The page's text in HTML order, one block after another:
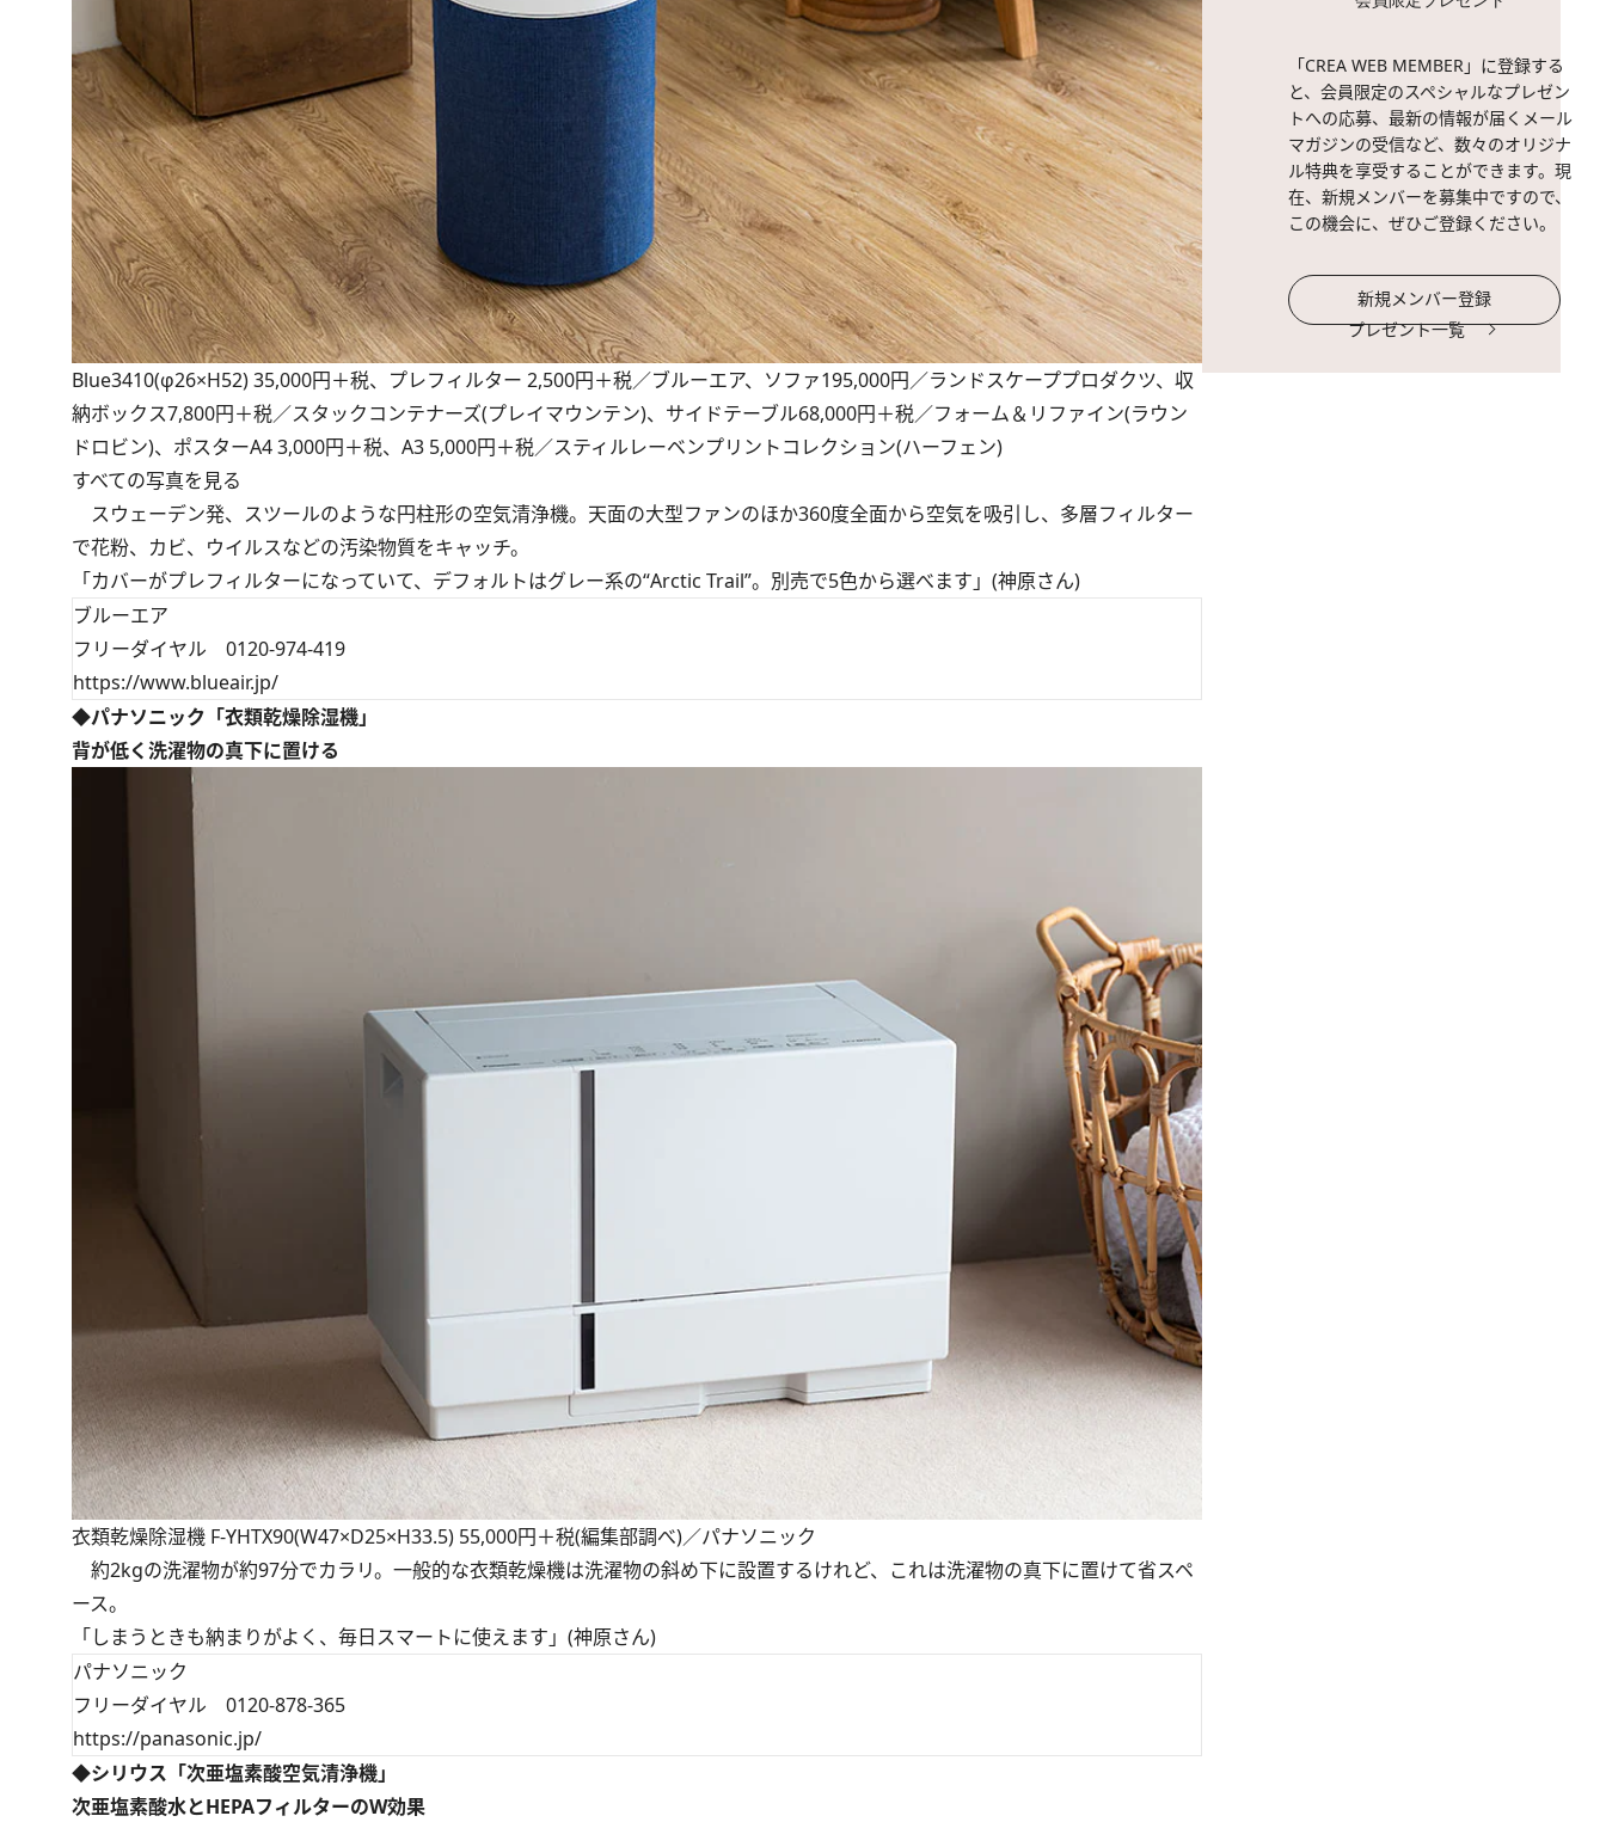
Blue3410(φ26×H52) 35,000円＋税、プレフィルター 2,500円＋税／ブルーエア、ソファ195,000円／ランドスケーププロダクツ、収
納ボックス7,800円＋税／スタックコンテナーズ(プレイマウンテン)、サイドテーブル68,000円＋税／フォーム＆リファイン(ラウン
ドロビン)、ポスターA4 3,000円＋税、A3 5,000円＋税／スティルレーベンプリントコレクション(ハーフェン)
すべての写真を見る
スウェーデン発、スツールのような円柱形の空気清浄機。天面の大型ファンのほか360度全面から空気を吸引し、多層フィルター
で花粉、カビ、ウイルスなどの汚染物質をキャッチ。
「カバーがプレフィルターになっていて、デフォルトはグレー系の“Arctic Trail”。別売で5色から選べます」(神原さん)
ブルーエア
フリーダイヤル 0120-974-419
https://www.blueair.jp/
◆パナソニック「衣類乾燥除湿機」
背が低く洗濯物の真下に置ける
衣類乾燥除湿機 F-YHTX90(W47×D25×H33.5) 55,000円＋税(編集部調べ)／パナソニック
約2kgの洗濯物が約97分でカラリ。一般的な衣類乾燥機は洗濯物の斜め下に設置するけれど、これは洗濯物の真下に置けて省スペ
ース。
「しまうときも納まりがよく、毎日スマートに使えます」(神原さん)
パナソニック
フリーダイヤル 0120-878-365
https://panasonic.jp/
◆シリウス「次亜塩素酸空気清浄機」
次亜塩素酸水とHEPAフィルターのW効果
「CREA WEB MEMBER」に登録する
と、会員限定のスペシャルなプレゼン
トへの応募、最新の情報が届くメール
マガジンの受信など、数々のオリジナ
ル特典を享受することができます。現
在、新規メンバーを募集中ですので、
この機会に、ぜひご登録ください。
新規メンバー登録
プレゼント一覧